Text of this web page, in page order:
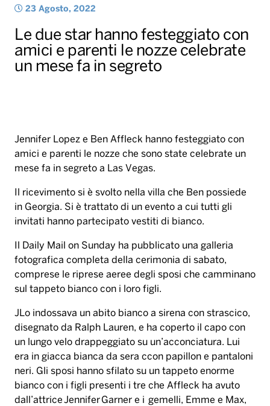
23 Agosto, 2022
Le due star hanno festeggiato con
amici e parenti le nozze celebrate
un mese fa in segreto
Jennifer Lopez e Ben Affleck hanno festeggiato con
amici e parenti le nozze che sono state celebrate un
mese fa in segreto a Las Vegas.
Il ricevimento si è svolto nella villa che Ben possiede
in Georgia. Si è trattato di un evento a cui tutti gli
invitati hanno partecipato vestiti di bianco.
Il Daily Mail on Sunday ha pubblicato una galleria
fotografica completa della cerimonia di sabato,
comprese le riprese aeree degli sposi che camminano
sul tappeto bianco con i loro figli.
JLo indossava un abito bianco a sirena con strascico,
disegnato da Ralph Lauren, e ha coperto il capo con
un lungo velo drappeggiato su un’acconciatura. Lui
era in giacca bianca da sera ccon papillon e pantaloni
neri. Gli sposi hanno sfilato su un tappeto enorme
bianco con i figli presenti i tre che Affleck ha avuto
dall’attrice Jennifer Garner e i gemelli, Emme e Max,